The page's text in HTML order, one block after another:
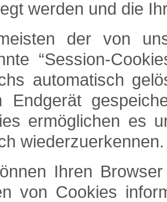
werden und die
der von
“Session-
automatisch
Endgerät
ermöglichen es
wiederzuerkennen.
Ihren
von Cookies